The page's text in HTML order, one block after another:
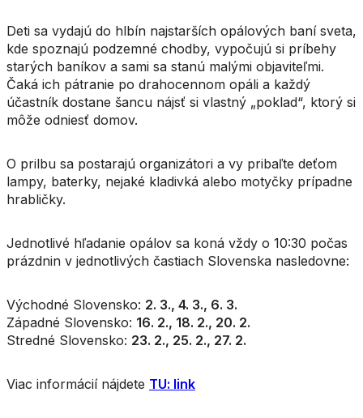
Deti sa vydajú do hlbín najstarších opálových baní sveta,
kde spoznajú podzemné chodby, vypočujú si príbehy
starých baníkov a sami sa stanú malými objaviteľmi.
Čaká ich pátranie po drahocennom opáli a každý
účastník dostane šancu nájsť si vlastný „poklad“, ktorý si
môže odniesť domov.
O prilbu sa postarajú organizátori a vy pribaľte deťom
lampy, baterky, nejaké kladivká alebo motyčky prípadne
hrabličky.
Jednotlivé hľadanie opálov sa koná vždy o 10:30 počas
prázdnin v jednotlivých častiach Slovenska nasledovne:
Východné Slovensko: 2. 3., 4. 3., 6. 3.
Západné Slovensko: 16. 2., 18. 2., 20. 2.
Stredné Slovensko: 23. 2., 25. 2., 27. 2.
Viac informácií nájdete TU: link